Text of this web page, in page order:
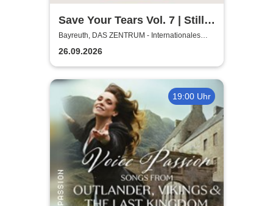
Save Your Tears Vol. 7 | Still
in Love, Blanket Hill,
Necklock, Glass Out
Bayreuth, DAS ZENTRUM - Internationales
Jugendkulturzentrum Bayreuth
26.09.2026
19:00 Uhr